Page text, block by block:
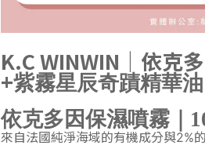
K.C WINWIN｜ 依克
+紫霧星辰奇蹟精華
依克多因保濕噴霧｜
來自法國純淨海域的有機成分與2%